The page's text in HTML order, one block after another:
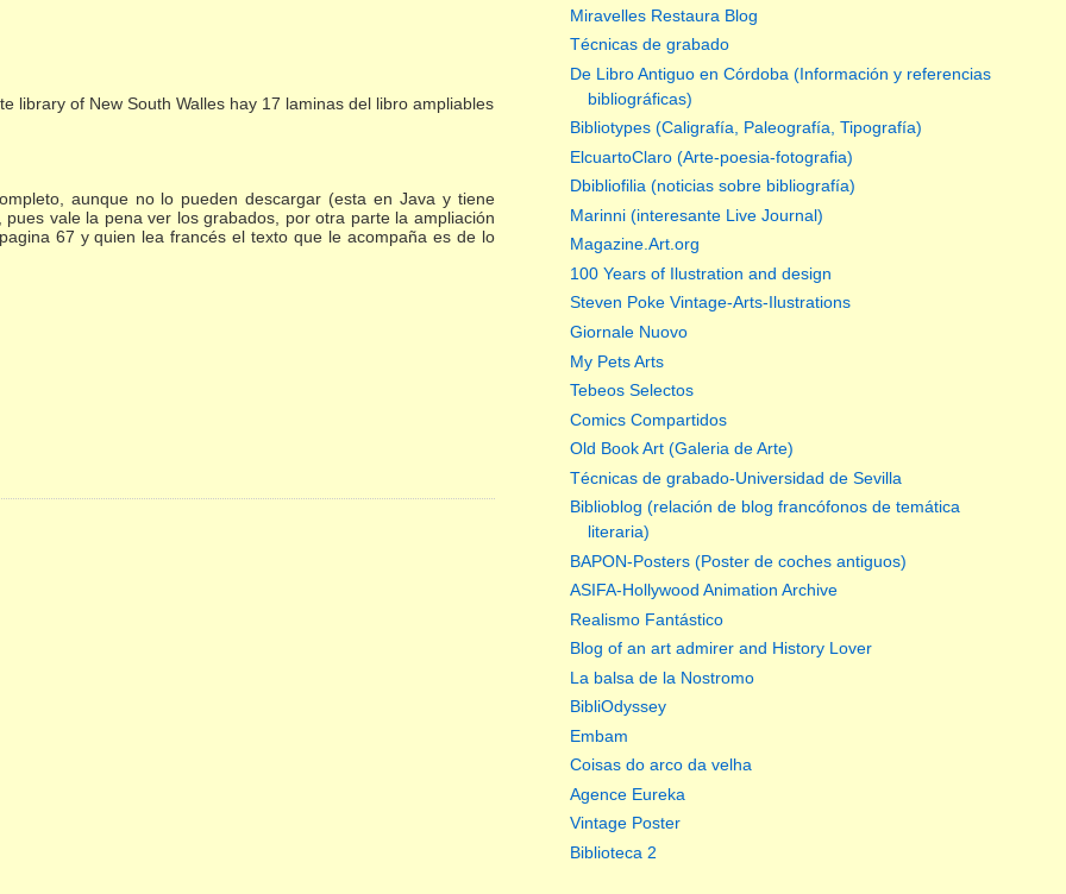
library of New South Walles hay 17 laminas del libro ampliables
aunque no lo pueden descargar (esta en Java y tiene
vale la pena ver los grabados, por otra parte la ampliación
67 y quien lea francés el texto que le acompaña es de lo
Miravelles Restaura Blog
Técnicas de grabado
De Libro Antiguo en Córdoba (Información y referencias
bibliográficas)
Bibliotypes (Caligrafía, Paleografía, Tipografía)
ElcuartoClaro (Arte-poesia-fotografia)
Dbibliofilia (noticias sobre bibliografía)
Marinni (interesante Live Journal)
Magazine.Art.org
100 Years of Ilustration and design
Steven Poke Vintage-Arts-Ilustrations
Giornale Nuovo
My Pets Arts
Tebeos Selectos
Comics Compartidos
Old Book Art (Galeria de Arte)
Técnicas de grabado-Universidad de Sevilla
Biblioblog (relación de blog francófonos de temática
literaria)
BAPON-Posters (Poster de coches antiguos)
ASIFA-Hollywood Animation Archive
Realismo Fantástico
Blog of an art admirer and History Lover
La balsa de la Nostromo
BibliOdyssey
Embam
Coisas do arco da velha
Agence Eureka
Vintage Poster
Biblioteca 2